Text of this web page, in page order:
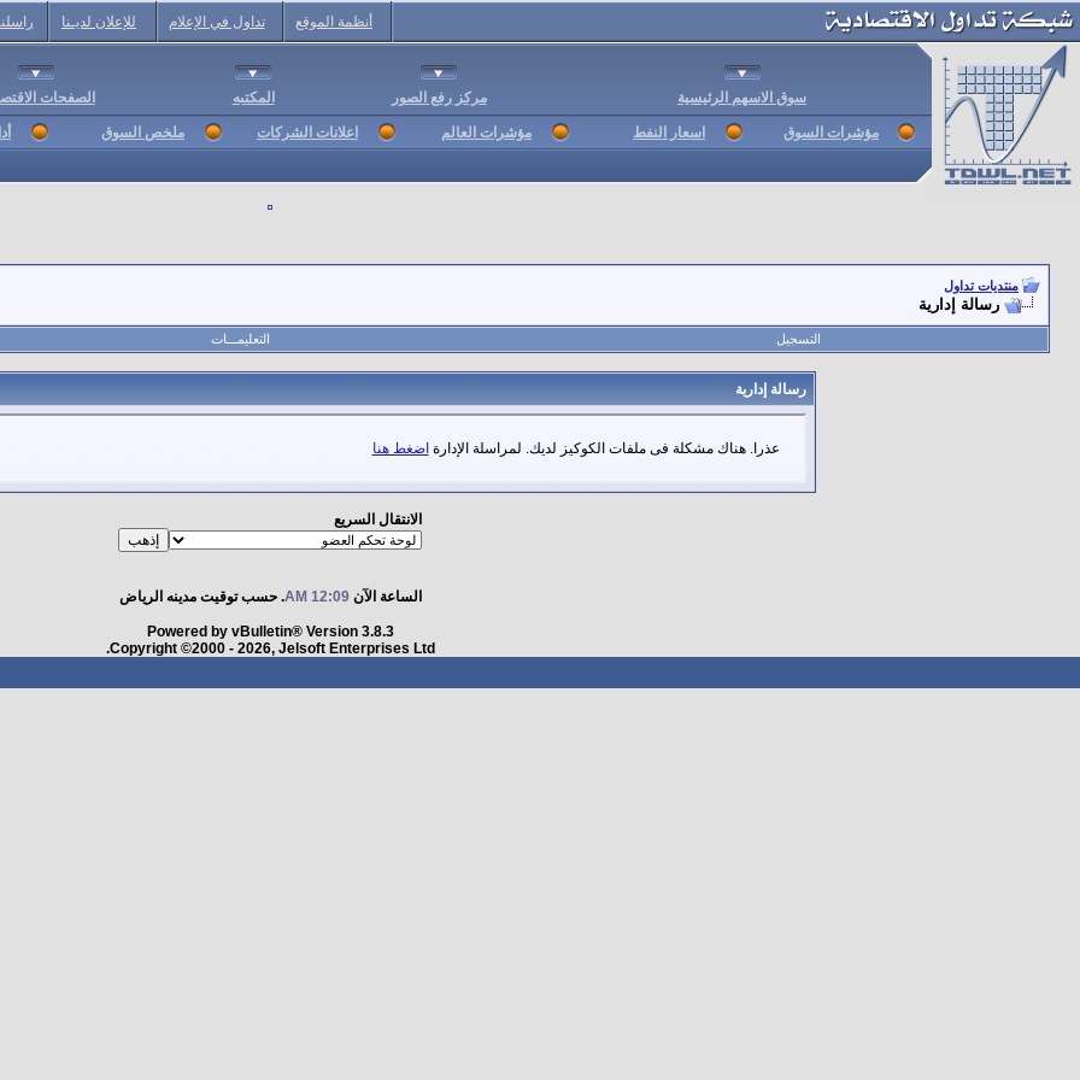
أنظمة الموقع تداول في الإعلام للإعلان لديـنا
سوق الاسهم الرئيسية مركز رفع الصور المكتبه الصفحات
مؤشرات السوق اسعار النفط مؤشرات العالم اعلانات الشركات ملخص السوق
منتديات تداول
رسالة إدارية
التسجيل التعليمـــات
رسالة إدارية
عذرا. هناك مشكلة فى ملفات الكوكيز لديك. لمراسلة الإدارة اضغط هنا
الانتقال السريع
الساعة الآن12:09 AM . حسب توقيت مدينه الرياض
Powered by vBulletin® Version 3.8.3
Copyright ©2000 - 2026, Jelsoft Enterprises Ltd.